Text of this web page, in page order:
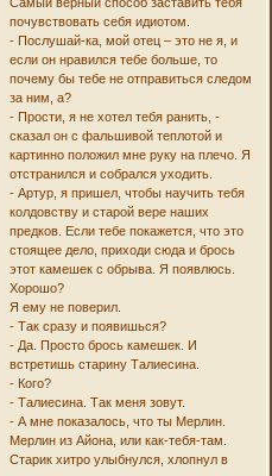
почувствовать себя идиотом.
- Послушай-ка, мой отец – это не я, и
если он нравился тебе больше, то
почему бы тебе не отправиться следом
за ним, а?
- Прости, я не хотел тебя ранить, -
сказал он с фальшивой теплотой и
картинно положил мне руку на плечо. Я
отстранился и собрался уходить.
- Артур, я пришел, чтобы научить тебя
колдовству и старой вере наших
предков. Если тебе покажется, что это
стоящее дело, приходи сюда и брось
этот камешек с обрыва. Я появлюсь.
Хорошо?
Я ему не поверил.
- Так сразу и появишься?
- Да. Просто брось камешек. И
встретишь старину Талиесина.
- Кого?
- Талиесина. Так меня зовут.
- А мне показалось, что ты Мерлин.
Мерлин из Айона, или как-тебя-там.
Старик хитро улыбнулся, хлопнул в